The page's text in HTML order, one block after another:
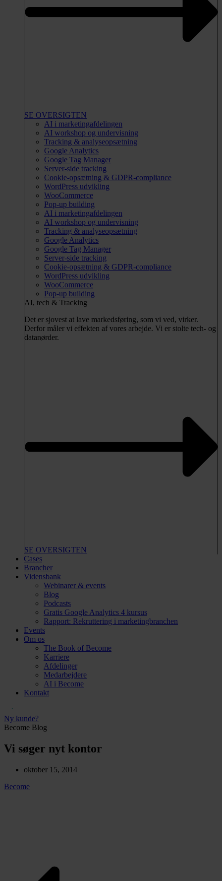
SE OVERSIGTEN
AI i marketingafdelingen
AI workshop og undervisning
Tracking & analyseopsætning
Google Analytics
Google Tag Manager
Server-side tracking
Cookie-opsætning & GDPR-compliance
WordPress udvikling
WooCommerce
Pop-up building
AI i marketingafdelingen
AI workshop og undervisning
Tracking & analyseopsætning
Google Analytics
Google Tag Manager
Server-side tracking
Cookie-opsætning & GDPR-compliance
WordPress udvikling
WooCommerce
Pop-up building
AI, tech & Tracking
Det er sjovest at lave markedsføring, som vi ved, virker.
Derfor måler vi effekten af vores arbejde. Vi er stolte tech- og
datanørder.
SE OVERSIGTEN
Cases
Brancher
Vidensbank
Webinarer & events
Blog
Podcasts
Gratis Google Analytics 4 kursus
Rapport: Rekruttering i marketingbranchen
Events
Om os
The Book of Become
Karriere
Afdelinger
Medarbejdere
AI i Become
Kontakt
Ny kunde?
Become Blog
Vi søger nyt kontor
oktober 15, 2014
Become